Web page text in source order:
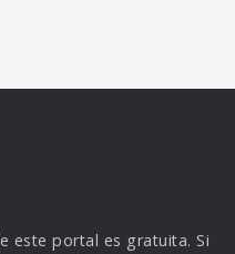
este portal es gratuita. Si